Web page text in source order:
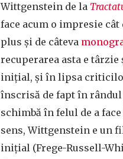
Wittgenstein de la
face acum o impresie
plus și de câteva
recuperarea asta e
inițial, și în lipsa
înscrisă de fapt în rândul
schimbă în felul de a
sens, Wittgenstein e un
inițial (Frege-Russell-